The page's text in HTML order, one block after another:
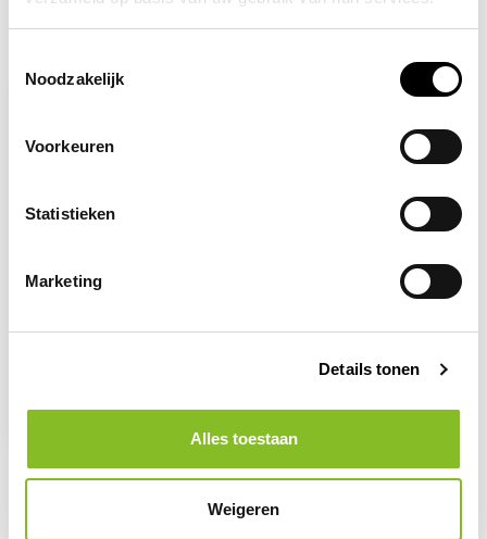
Noodzakelijk
Voorkeuren
Statistieken
Marketing
Details tonen
Alles toestaan
Weigeren